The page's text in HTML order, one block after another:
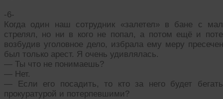
-6-
Когда один наш сотрудник «залетел» в бане с
стрелял, но ни в кого не попал, а потом ещё и
возбудив уголовное дело, избрала ему меру
был только арест. Я очень удивлялась.
— Ты что не понимаешь?
— Нет.
— Если его посадить, то кто за него будет
прокуратурой и потерпевшими?